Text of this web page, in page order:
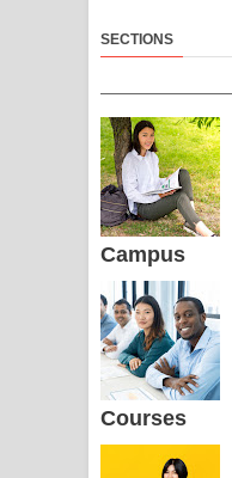
SECTIONS
Campus
Courses